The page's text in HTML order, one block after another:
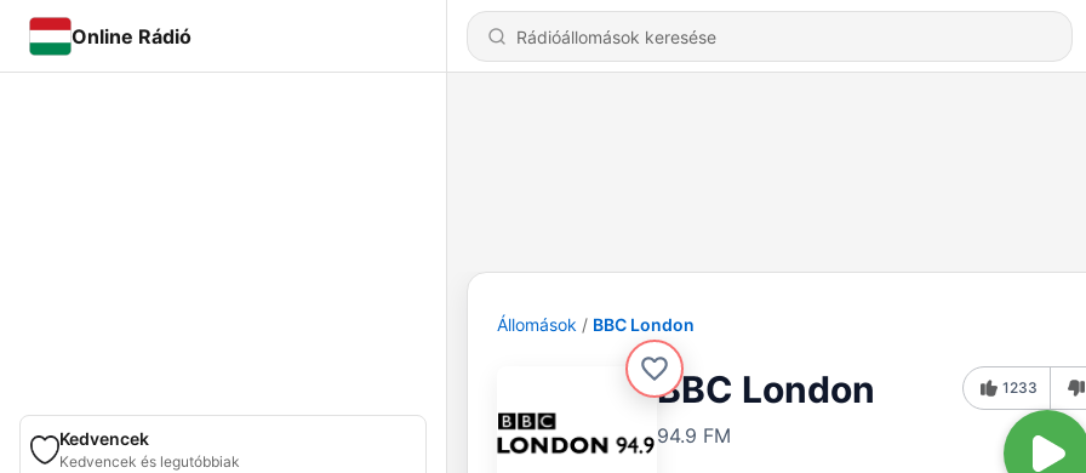
Online Rádió
Kedvencek
Kedvencek és legutóbbiak
Állomások BBC London
BBC London
94.9 FM
1233